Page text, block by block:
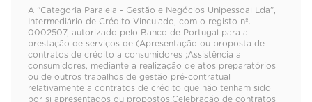
A “Categoria Paralela - Gestão e Negócios Unipessoal Lda”,
Intermediário de Crédito Vinculado, com o registo nº.
0002507, autorizado pelo Banco de Portugal para a
prestação de serviços de (Apresentação ou proposta de
contratos de crédito a consumidores ;Assistência a
consumidores, mediante a realização de atos preparatórios
ou de outros trabalhos de gestão pré-contratual
relativamente a contratos de crédito que não tenham sido
por si apresentados ou propostos;Celebração de contratos